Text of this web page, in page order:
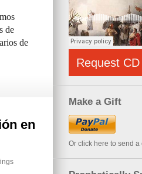
de
de
en
Request CD
Make a Gift
Or click here to send a